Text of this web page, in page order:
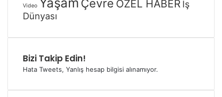
Video Çevre ÖZEL HABER İş
Dünyası
Bizi Takip Edin!
Hata Tweets, Yanlış hesap bilgisi alınamıyor.